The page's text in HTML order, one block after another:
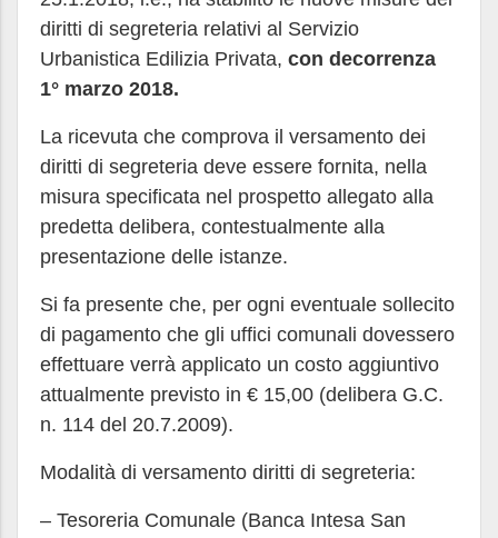
diritti di segreteria relativi al Servizio
Urbanistica Edilizia Privata, con decorrenza
1° marzo 2018.
La ricevuta che comprova il versamento dei
diritti di segreteria deve essere fornita, nella
misura specificata nel prospetto allegato alla
predetta delibera, contestualmente alla
presentazione delle istanze.
Si fa presente che, per ogni eventuale sollecito
di pagamento che gli uffici comunali dovessero
effettuare verrà applicato un costo aggiuntivo
attualmente previsto in € 15,00 (delibera G.C.
n. 114 del 20.7.2009).
Modalità di versamento diritti di segreteria:
– Tesoreria Comunale (Banca Intesa San